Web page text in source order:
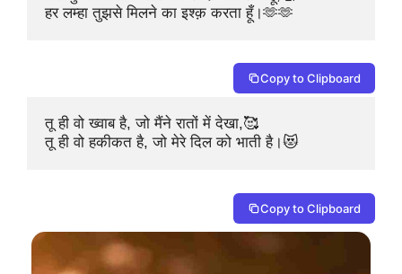
हर लम्हा तुझसे मिलने का इश्क़ करता हूँ।🫶🫶
Copy to Clipboard
तू ही वो ख्वाब है, जो मैंने रातों में देखा,🥰
तू ही वो हकीकत है, जो मेरे दिल को भाती है।😻
Copy to Clipboard